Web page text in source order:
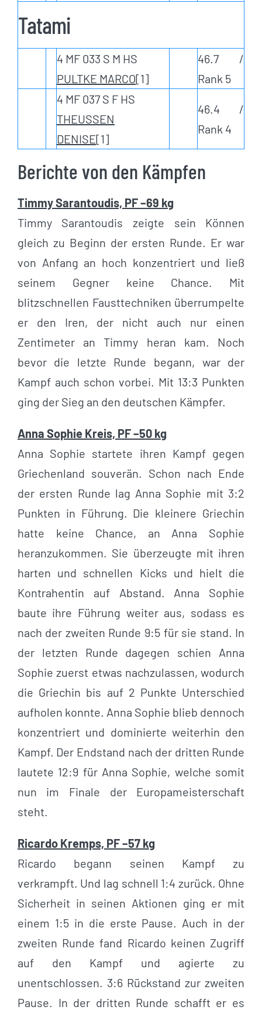
Tatami
4 MF 033 S M HS
PULTKE MARCO[1]
46.7 /
Rank 5
4 MF 037 S F HS
THEUSSEN
DENISE[1]
46.4 /
Rank 4
Berichte von den Kämpfen
Timmy Sarantoudis, PF –69 kg
Timmy Sarantoudis zeigte sein Können
gleich zu Beginn der ersten Runde. Er war
von Anfang an hoch konzentriert und ließ
seinem Gegner keine Chance. Mit
blitzschnellen Fausttechniken überrumpelte
er den Iren, der nicht auch nur einen
Zentimeter an Timmy heran kam. Noch
bevor die letzte Runde begann, war der
Kampf auch schon vorbei. Mit 13:3 Punkten
ging der Sieg an den deutschen Kämpfer.
Anna Sophie Kreis, PF –50 kg
Anna Sophie startete ihren Kampf gegen
Griechenland souverän. Schon nach Ende
der ersten Runde lag Anna Sophie mit 3:2
Punkten in Führung. Die kleinere Griechin
hatte keine Chance, an Anna Sophie
heranzukommen. Sie überzeugte mit ihren
harten und schnellen Kicks und hielt die
Kontrahentin auf Abstand. Anna Sophie
baute ihre Führung weiter aus, sodass es
nach der zweiten Runde 9:5 für sie stand. In
der letzten Runde dagegen schien Anna
Sophie zuerst etwas nachzulassen, wodurch
die Griechin bis auf 2 Punkte Unterschied
aufholen konnte. Anna Sophie blieb dennoch
konzentriert und dominierte weiterhin den
Kampf. Der Endstand nach der dritten Runde
lautete 12:9 für Anna Sophie, welche somit
nun im Finale der Europameisterschaft
steht.
Ricardo Kremps, PF –57 kg
Ricardo begann seinen Kampf zu
verkrampft. Und lag schnell 1:4 zurück. Ohne
Sicherheit in seinen Aktionen ging er mit
einem 1:5 in die erste Pause. Auch in der
zweiten Runde fand Ricardo keinen Zugriff
auf den Kampf und agierte zu
unentschlossen. 3:6 Rückstand zur zweiten
Pause. In der dritten Runde schafft er es